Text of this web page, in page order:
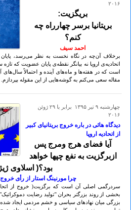
۲۰۱۶
بریگزیت:
بریتانیا برسر چهارراه چه
کنم؟
احمد سیف
برخلاف آن‌چه در نگاه نخست به نظر می‌رسد، پایان
اتحادیه‌ی اروپا نه بیانگر نقطه‌ی پایان عضویت که
است که در هفته‌ها و ماه‌های آینده و احتمالاً سال‌های
مقاله سعی می‌‌کنم به گوشه‌هایی از این مقوله بپردازم.
چهارشنبه ۹ تير ۱۳۹۵ برابر با ۲۹ ژوئن
۲۰۱۶
دیدگاه هائی در باره خروج بریتانیای کبیر
از اتحادیه اروپا
آیا فضای هرج ومرج پس
ازبرگزیت به نفع چپها خواهد
بود؟( اسلاوی
چرا مورنینگ استار از رأی
سردرگمی اصلی آن است که برگزیت( خروج از
بخشی از روند بزرگتر بحران "تولید رضایت
بزرگی میان نهادهای سیاسی و خشم مردمی ایجاد